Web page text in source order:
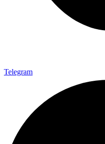
Telegram